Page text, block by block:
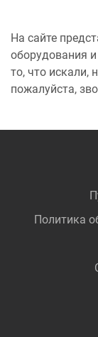
На сайте
оборудования
то, что искали,
пожалуйста,
Политика